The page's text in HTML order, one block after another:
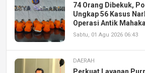
74 Orang Dibekuk,
Ungkap 56 Kasus
Operasi Antik
Sabtu, 01 Agu 2026 06:43
DAERAH